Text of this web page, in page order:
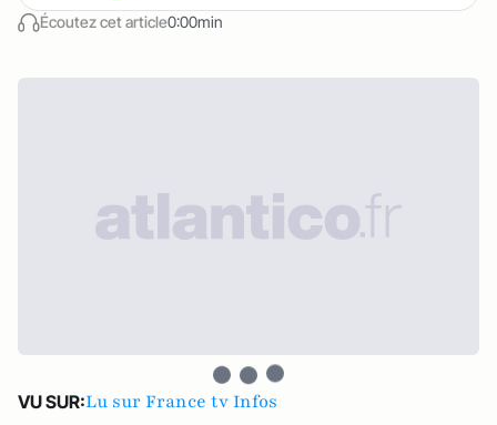
Écoutez cet article0:00min
VU SUR:Lu sur France tv Infos